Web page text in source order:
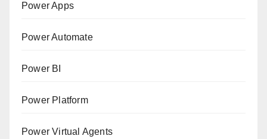
Power Apps
Power Automate
Power BI
Power Platform
Power Virtual Agents